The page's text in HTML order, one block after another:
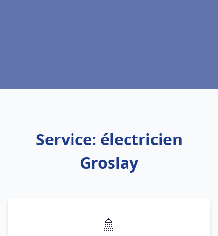
Service: électricien
Groslay
🚿